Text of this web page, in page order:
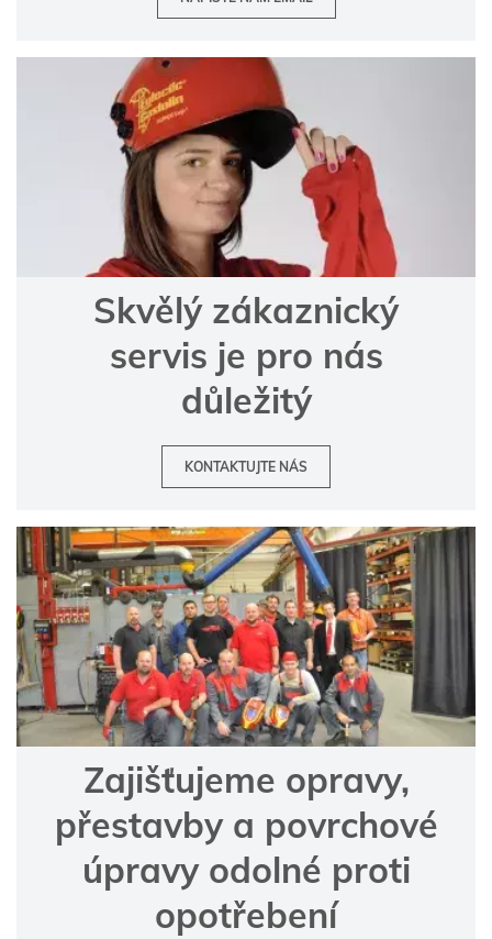
Skvělý zákaznický
servis je pro nás
důležitý
KONTAKTUJTE NÁS
Zajišťujeme opravy,
přestavby a povrchové
úpravy odolné proti
opotřebení